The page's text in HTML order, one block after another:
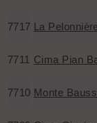
7717 La
7711 Cima Pian
7710 Monte